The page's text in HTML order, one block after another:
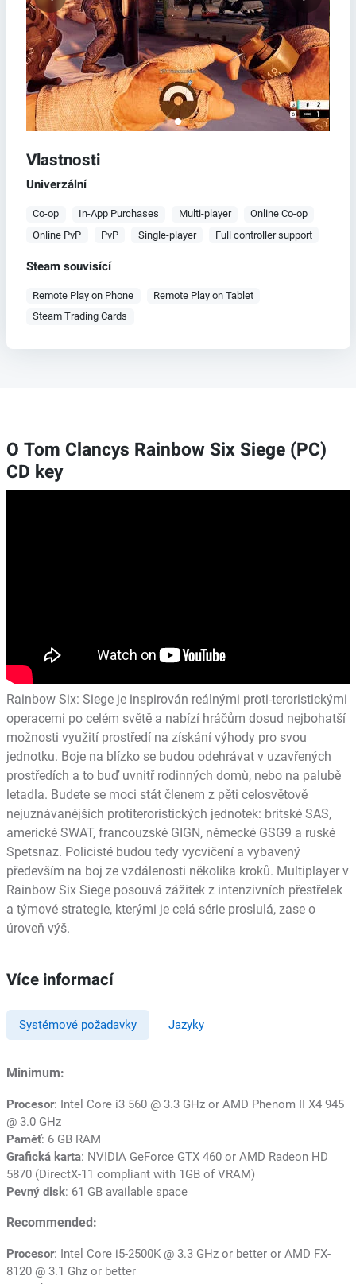
Vlastnosti
Univerzální
Co-op In-App Purchases Multi-player
Online Co-op
Online PvP
PvP Single-player Full controller support
Steam souvisící
Remote Play on Phone
Remote Play on Tablet
Steam Trading Cards
O Tom Clancys Rainbow Six Siege (PC)
CD key
Rainbow Six: Siege je inspirován reálnými proti-teroristickými
operacemi po celém světě a nabízí hráčům dosud nejbohatší
možnosti využití prostředí na získání výhody pro svou
jednotku. Boje na blízko se budou odehrávat v uzavřených
prostředích a to buď uvnitř rodinných domů, nebo na palubě
letadla. Budete se moci stát členem z pěti celosvětově
nejuznávanějších protiteroristických jednotek: britské SAS,
americké SWAT, francouzské GIGN, německé GSG9 a ruské
Spetsnaz. Policisté budou tedy vycvičení a vybavený
především na boj ze vzdálenosti několika kroků. Multiplayer v
Rainbow Six Siege posouvá zážitek z intenzivních přestřelek
a týmové strategie, kterými je celá série proslulá, zase o
úroveň výš.
Více informací
Systémové požadavky Jazyky
Minimum:
Procesor: Intel Core i3 560 @ 3.3 GHz or AMD Phenom II X4 945
@ 3.0 GHz
Paměť: 6 GB RAM
Grafická karta: NVIDIA GeForce GTX 460 or AMD Radeon HD
5870 (DirectX-11 compliant with 1GB of VRAM)
Pevný disk: 61 GB available space
Recommended:
Procesor: Intel Core i5-2500K @ 3.3 GHz or better or AMD FX-
8120 @ 3.1 Ghz or better